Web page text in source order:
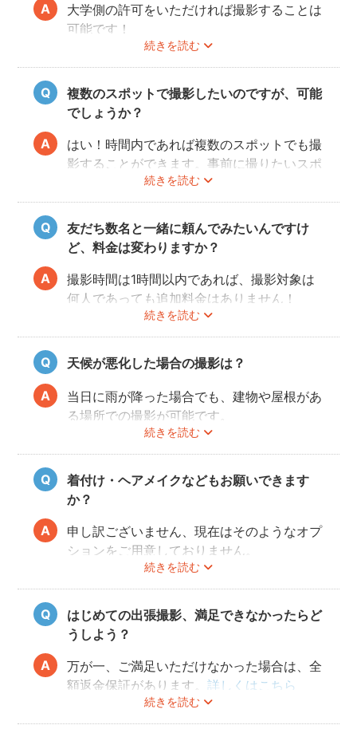
続きを読む
大学側の許可をいただければ撮影することは
可能です！
事前にユーザーご自身で必ず大学に撮影可否
のご確認をお願いいたします。
撮影許可の取り方はこちら
複数のスポットで撮影したいのですが、可能
でしょうか？
続きを読む
はい！時間内であれば複数のスポットでも撮
影することができます。事前に撮りたいスポ
ットや時間配分についてフォトグラファーと
相談しておくと当日スムースに撮影できるの
でおすすめです。
友だち数名と一緒に頼んでみたいんですけ
ど、料金は変わりますか？
続きを読む
撮影時間は1時間以内であれば、撮影対象は
何人であっても追加料金はありません！
ぜひお友だち同士で素敵な思い出を残してく
ださい。
天候が悪化した場合の撮影は？
続きを読む
当日に雨が降った場合でも、建物や屋根があ
る場所での撮影が可能です。
また、撮影の実施が難しいと判断される天候
不良の場合は、事前にフォトグラファーと決
行もしくは日時変更を相談してください。
日時変更方法は
こちら をご参照ください。
着付け・ヘアメイクなどもお願いできます
か？
続きを読む
申し訳ございません、現在はそのようなオプ
ションをご用意しておりません。
はじめての出張撮影、満足できなかったらど
うしよう？
続きを読む
万が一、ご満足いただけなかった場合は、全
額返金保証があります。詳しくはこちら